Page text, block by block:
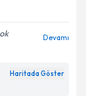
Devamı
Haritada Göster